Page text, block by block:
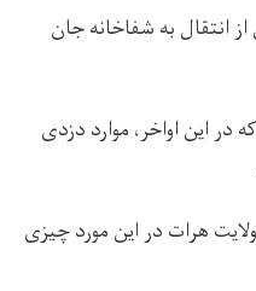
انتقال به شفاخانه جان
این اواخر، موارد دزدی
هرات در این مورد چیزی